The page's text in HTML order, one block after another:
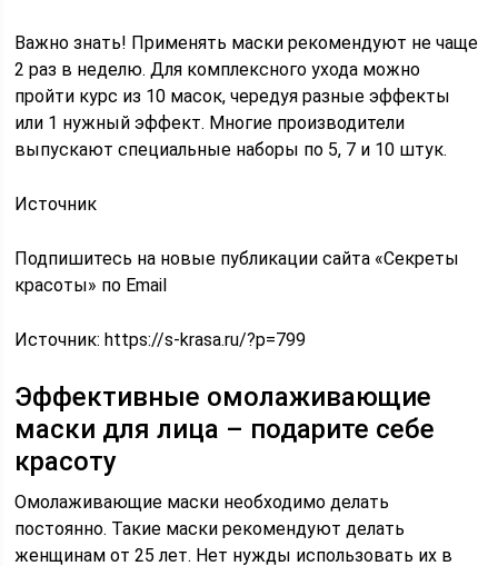
Важно знать! Применять маски рекомендуют не чаще
2 раз в неделю. Для комплексного ухода можно
пройти курс из 10 масок, чередуя разные эффекты
или 1 нужный эффект. Многие производители
выпускают специальные наборы по 5, 7 и 10 штук.
Источник
Подпишитесь на новые публикации сайта «Секреты
красоты» по Email
Источник:https://s-krasa.ru/?p=799
Эффективные омолаживающие
маски для лица – подарите себе
красоту
Омолаживающие маски необходимо делать
постоянно. Такие маски рекомендуют делать
женщинам от 25 лет. Нет нужды использовать их в